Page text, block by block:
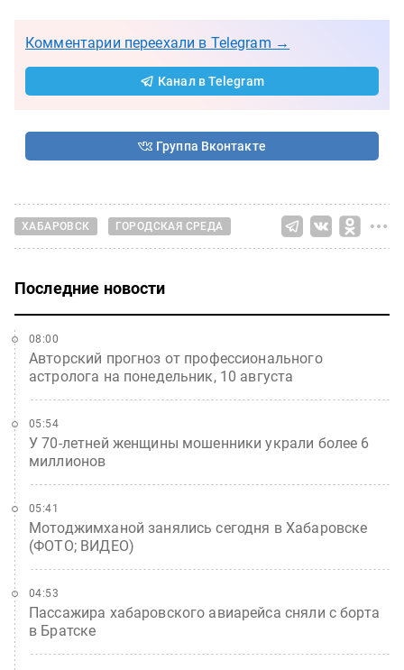
Комментарии переехали в Telegram →
Канал в Telegram
Группа Вконтакте
ХАБАРОВСК ГОРОДСКАЯ СРЕДА
Последние новости
Авторский прогноз от профессионального
астролога на понедельник, 10 августа
08:00
У 70-летней женщины мошенники украли более 6
миллионов
05:54
Мотоджимханой занялись сегодня в Хабаровске
(ФОТО; ВИДЕО)
05:41
Пассажира хабаровского авиарейса сняли с борта
в Братске
04:53